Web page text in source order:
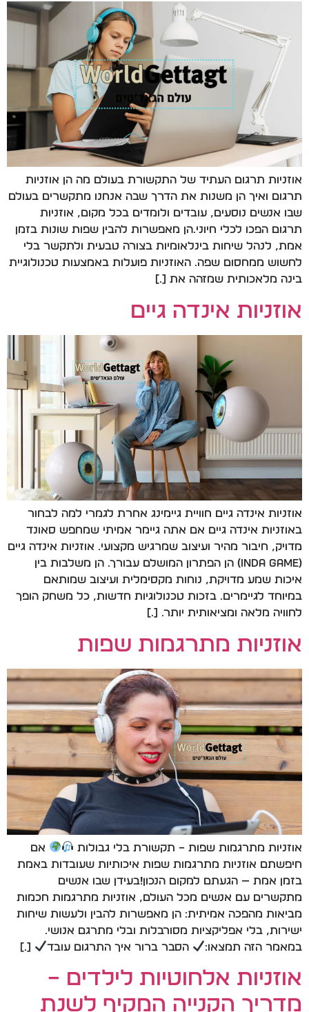
אוזניות תרגום העתיד של התקשורת בעולם מה הן אוזניות
תרגום ואיך הן משנות את הדרך שבה אנחנו מתקשרים בעולם
שבו אנשים נוסעים, עובדים ולומדים בכל מקום, אוזניות
תרגום הפכו לכלי חיוני.הן מאפשרות להבין שפות שונות בזמן
אמת, לנהל שיחות בינלאומיות בצורה טבעית ולתקשר בלי
לחשוש ממחסום שפה. האוזניות פועלות באמצעות טכנולוגיית
בינה מלאכותית שמזהה את […]
אוזניות אינדה גיים
אוזניות אינדה גיים חוויית גיימינג אחרת לגמרי למה לבחור
באוזניות אינדה גיים אם אתה גיימר אמיתי שמחפש סאונד
מדויק, חיבור מהיר ועיצוב שמרגיש מקצועי. אוזניות אינדה גיים
(INDA GAME) הן הפתרון המושלם עבורך. הן משלבות בין
איכות שמע מדויקת, נוחות מקסימלית ועיצוב שמותאם
במיוחד לגיימרים. בזכות טכנולוגיות חדשות, כל משחק הופך
לחוויה מלאה ומציאותית יותר. […]
אוזניות מתרגמות שפות
אוזניות מתרגמות שפות – תקשורת בלי גבולות
אם
חיפשתם אוזניות מתרגמות שפות איכותיות שעובדות באמת
בזמן אמת — הגעתם למקום הנכון!בעידן שבו אנשים
מתקשרים עם אנשים מכל העולם, אוזניות מתרגמות חכמות
מביאות מהפכה אמיתית: הן מאפשרות להבין ולעשות שיחות
ישירות, בלי אפליקציות מסורבלות ובלי מתרגם אנושי.
במאמר הזה תמצאו:
הסבר ברור איך התרגום עובד […]
אוזניות אלחוטיות לילדים –
מדריך הקנייה המקיף לשנת